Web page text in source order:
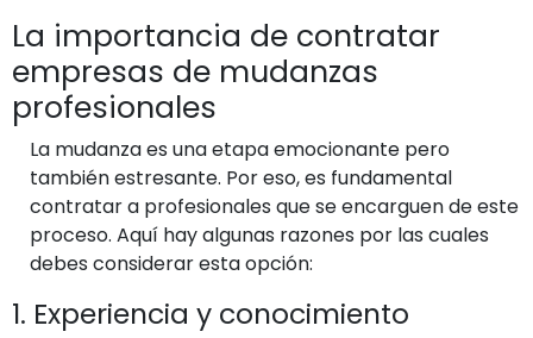
La importancia de contratar
empresas de mudanzas
profesionales
La mudanza es una etapa emocionante pero
también estresante. Por eso, es fundamental
contratar a profesionales que se encarguen de este
proceso. Aquí hay algunas razones por las cuales
debes considerar esta opción:
1. Experiencia y conocimiento